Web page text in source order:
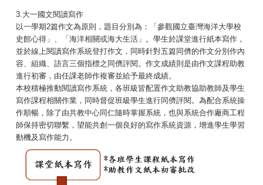
3.大一國文閱讀寫作
以一學期2篇作文為原則，題目分別為：「參觀國立臺灣海洋大學校
史館心得」、「海洋相關或海大生活」。學生於課堂進行紙本寫作，
並於線上閱讀寫作系統登打作文，同時針對五篇同儕的作文分別作內
容、組織、語言三個指標之同儕評閱。作文成績則是由作文課程助教
進行初審，由任課老師作複審並給予最終成績。
本校積極推動閱讀寫作系統，各班級皆配置作文助教協助教師及學生
寫作課程相關作業，同時督促班級學生進行同儕評閱。為配合系統操
作順暢，除了由共教中心同仁隨時掌握系統，也與系統合作廠商工程
師保持密切聯繫，望能共創一個良好的寫作系統資源，增進學生學習
動機及寫作能力。